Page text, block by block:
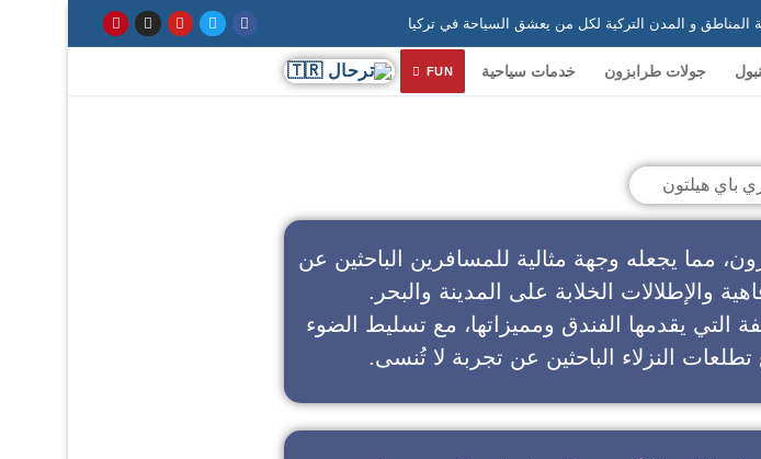
جولات طرابزون خدمات سياحية FUN
مما يجعله وجهة مثالية للمسافرين الباحثين عن
والإطلالات الخلابة على المدينة والبحر.
التي يقدمها الفندق ومميزاتها، مع تسليط الضوء
النزلاء الباحثين عن تجربة لا تُنسى.